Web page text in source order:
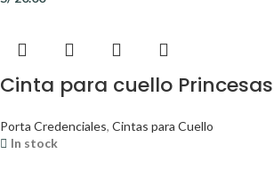
Cinta para cuello Princesas
Porta Credenciales, Cintas para Cuello
In stock